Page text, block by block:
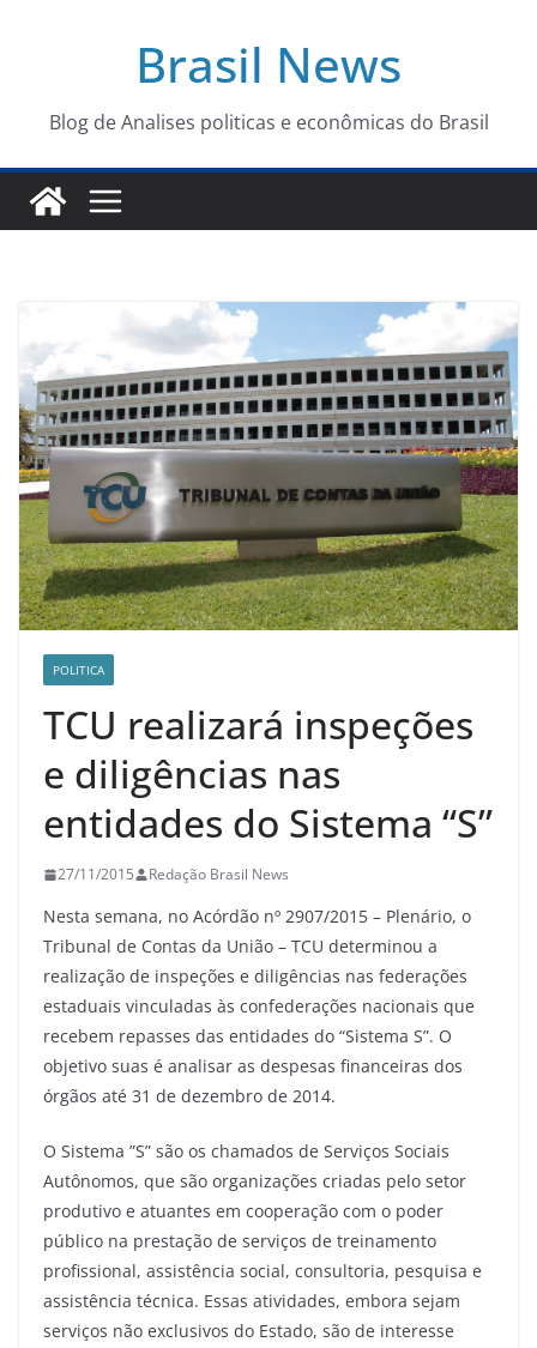
conteúdo
Brasil News
Blog de Analises politicas e econômicas do Brasil
POLITICA
TCU realizará inspeções
e diligências nas
entidades do Sistema “S”
27/11/2015 Redação Brasil News
Nesta semana, no Acórdão nº 2907/2015 – Plenário, o
Tribunal de Contas da União – TCU determinou a
realização de inspeções e diligências nas federações
estaduais vinculadas às confederações nacionais que
recebem repasses das entidades do “Sistema S”. O
objetivo suas é analisar as despesas financeiras dos
órgãos até 31 de dezembro de 2014.
O Sistema ”S” são os chamados de Serviços Sociais
Autônomos, que são organizações criadas pelo setor
produtivo e atuantes em cooperação com o poder
público na prestação de serviços de treinamento
profissional, assistência social, consultoria, pesquisa e
assistência técnica. Essas atividades, embora sejam
serviços não exclusivos do Estado, são de interesse